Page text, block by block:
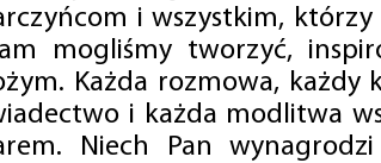
i wszystkim,
mogliśmy tworzyć,
Każda rozmowa, każdy
i każda modlitwa
Niech Pan